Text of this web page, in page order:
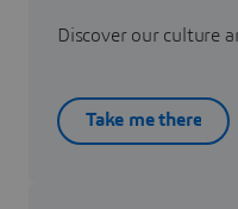
Discover our culture
Take me there